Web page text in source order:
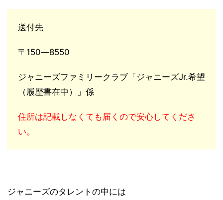
送付先
〒150―8550
ジャニーズファミリークラブ「ジャニーズJr.希望
（履歴書在中）」係
住所は記載しなくても届くので安心してくださ
い。
ジャニーズのタレントの中には